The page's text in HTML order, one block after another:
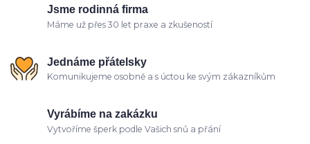
Jsme rodinná firma
Máme už přes 30 let praxe a zkušeností
Jednáme přátelsky
Komunikujeme osobně a s úctou ke svým zákazníkům
Vyrábíme na zakázku
Vytvoříme šperk podle Vašich snů a přání